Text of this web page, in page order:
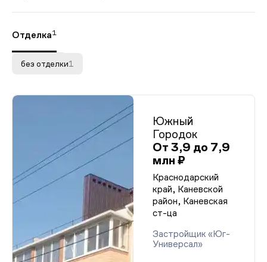
Отделка1
без отделки1
Южный
Городок
От 3,9 до 7,9
млн ₽
Краснодарский
край, Каневской
район, Каневская
ст-ца
Застройщик «Юг-
Универсал»